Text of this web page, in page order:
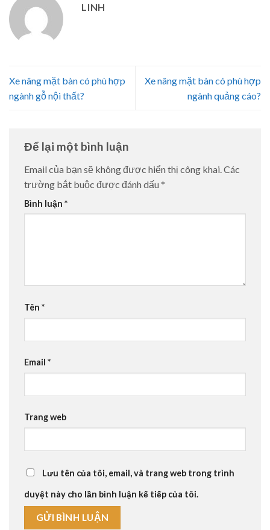
LINH
Xe nâng mặt bàn có phù hợp
ngành gỗ nội thất?
Xe nâng mặt bàn có phù hợp
ngành quảng cáo?
Để lại một bình luận
Email của bạn sẽ không được hiển thị công khai. Các
trường bắt buộc được đánh dấu *
Bình luận *
Tên *
Email *
Trang web
Lưu tên của tôi, email, và trang web trong trình
duyệt này cho lần bình luận kế tiếp của tôi.